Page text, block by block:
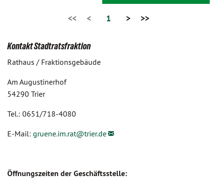
<< < 1 > >>
Kontakt Stadtratsfraktion
Rathaus / Fraktionsgebäude
Am Augustinerhof
54290 Trier
Tel.: 0651/718-4080
E-Mail: gruene.im.rat@trier.de
Öffnungszeiten der Geschäftsstelle: